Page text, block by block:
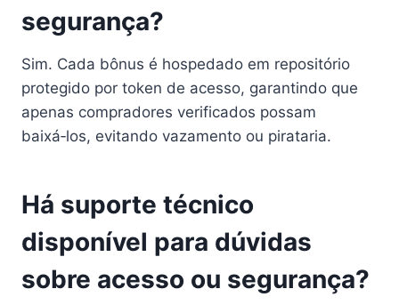
segurança?
Sim. Cada bônus é hospedado em repositório
protegido por token de acesso, garantindo que
apenas compradores verificados possam
baixá‑los, evitando vazamento ou pirataria.
Há suporte técnico
disponível para dúvidas
sobre acesso ou segurança?